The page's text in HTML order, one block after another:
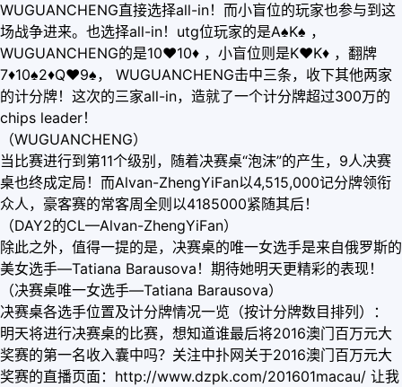
WUGUANCHENG直接选择all-in！而小盲位的玩家也参与到这
场战争进来。也选择all-in！utg位玩家的是A♠K♠ ，
WUGUANCHENG的是10♥10♦ ，小盲位则是K♥K♦ ，翻牌
7♦10♠2♦Q♥9♠， WUGUANCHENG击中三条，收下其他两家
的计分牌！这次的三家all-in，造就了一个计分牌超过300万的
chips leader！
（WUGUANCHENG）
当比赛进行到第11个级别，随着决赛桌“泡沫”的产生，9人决赛
桌也终成定局！而Alvan-ZhengYiFan以4,515,000记分牌领衔
众人，豪客赛的常客周全则以4185000紧随其后！
（DAY2的CL—Alvan-ZhengYiFan）
除此之外，值得一提的是，决赛桌的唯一女选手是来自俄罗斯的
美女选手—Tatiana Barausova！期待她明天更精彩的表现！
（决赛桌唯一女选手—Tatiana Barausova）
决赛桌各选手位置及计分牌情况一览（按计分牌数目排列）：
明天将进行决赛桌的比赛，想知道谁最后将2016澳门百万元大
奖赛的第一名收入囊中吗？关注中扑网关于2016澳门百万元大
奖赛的直播页面：http://www.dzpk.com/201601macau/ 让我